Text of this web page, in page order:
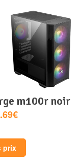
m100r noir
prix